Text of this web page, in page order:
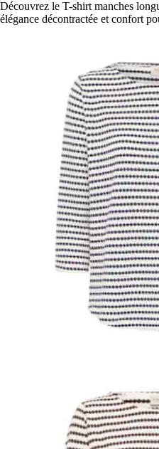
Découvrez le T-shirt manches
élégance décontractée et confort